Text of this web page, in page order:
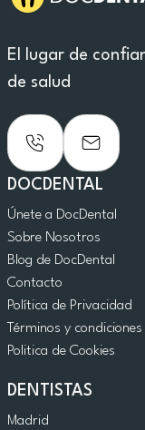
El lugar de
de salud
DOCDENTAL
Únete a DocDental
Sobre Nosotros
Blog de DocDental
Contacto
Política de Privacidad
Términos y condiciones
Politica de Cookies
DENTISTAS
Madrid